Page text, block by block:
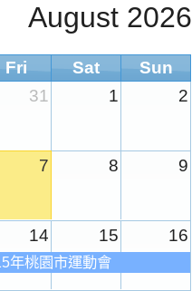
August 2026
Fri Sat
Sun
31 1 2
7 8 9
14 15 16
年桃園市運動會